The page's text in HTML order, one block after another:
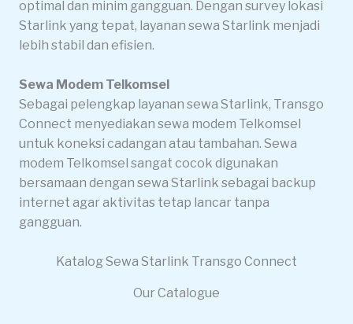
optimal dan minim gangguan. Dengan survey lokasi
Starlink yang tepat, layanan sewa Starlink menjadi
lebih stabil dan efisien.
Sewa Modem Telkomsel
Sebagai pelengkap layanan sewa Starlink, Transgo
Connect menyediakan sewa modem Telkomsel
untuk koneksi cadangan atau tambahan. Sewa
modem Telkomsel sangat cocok digunakan
bersamaan dengan sewa Starlink sebagai backup
internet agar aktivitas tetap lancar tanpa
gangguan.
Katalog Sewa Starlink Transgo Connect
Our Catalogue